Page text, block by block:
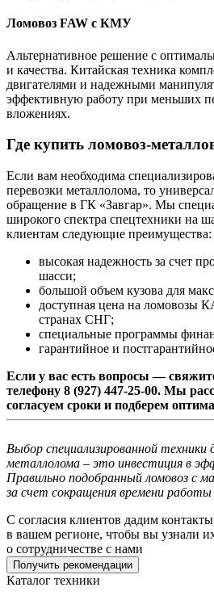
Ломовоз FAW с КМУ
Альтернативное решение с
и качества. Китайская техника
двигателями и надежными
эффективную работу при меньших
вложениях.
Где купить ломовоз-
Если вам необходима
перевозки металлолома, то
обращение в ГК «Завгар». Мы
широкого спектра спецтехники на
клиентам следующие преимущества:
высокая надежность за счет
шасси;
большой объем кузова для
доступная цена на ломовозы
странах СНГ;
специальные программы
гарантийное и
Если у вас есть вопросы —
телефону 8 (927) 447-25-00. Мы
согласуем сроки и подберем
Выбор специализированной техники
металлолома – это инвестиция в
Правильно подобранный ломовоз с
за счет сокращения времени работы
С согласия клиентов дадим
в вашем регионе, чтобы вы узнали
о сотрудничестве с нами
Получить рекомендации
Каталог техники